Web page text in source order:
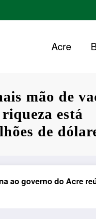
Acre
mão de
está
de
do Acre reúne